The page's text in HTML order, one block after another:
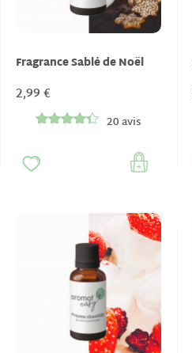
Fragrance Sablé de Noël
2,99 €
20 avis